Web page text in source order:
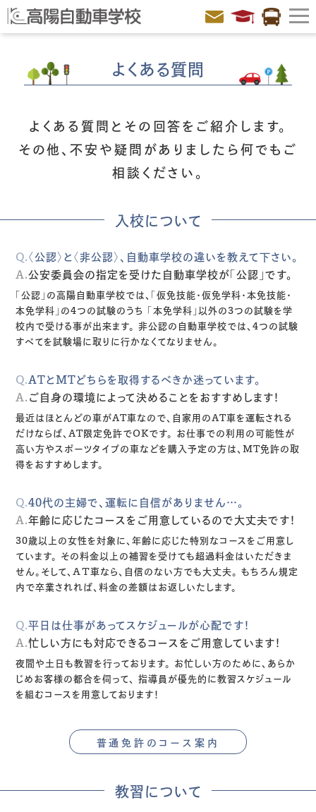
よくある質問
よくある質問とその回答をご紹介します。
その他、不安や疑問がありましたら何でもご
相談ください。
入校について
Q.〈公認〉と〈非公認〉、自動車学校の違いを教えて下さい。
A.公安委員会の指定を受けた自動車学校が「公認」です。
「公認」の高陽自動車学校では、「仮免技能・仮免学科・本免技能・
本免学科」の4つの試験のうち 「本免学科」以外の3つの試験を学
校内で受ける事が出来ます。 非公認の自動車学校では、4つの試験
すべてを試験場に取りに行かなくてなりません。
Q.ATとMTどちらを取得するべきか迷っています。
A.ご自身の環境によって決めることをおすすめします！
最近はほとんどの車がAT車なので、自家用のAT車を運転される
だけならば、AT限定免許でOKです。 お仕事での利用の可能性が
高い方やスポーツタイプの車などを購入予定の方は、MT免許の取
得をおすすめします。
Q.40代の主婦で、運転に自信がありません…。
A.年齢に応じたコースをご用意しているので大丈夫です！
30歳以上の女性を対象に、年齢に応じた特別なコースをご用意し
ています。 その料金以上の補習を受けても超過料金はいただきま
せん。そして、ＡＴ車なら、自信のない方でも大丈夫。 もちろん規定
内で卒業されれば、料金の差額はお返しいたします。
Q.平日は仕事があってスケジュールが心配です！
A.忙しい方にも対応できるコースをご用意しています！
夜間や土日も教習を行っております。 お忙しい方のために、あらか
じめお客様の都合を伺って、 指導員が優先的に教習スケジュール
を組むコースを用意しております！
普通免許のコース案内
教習について